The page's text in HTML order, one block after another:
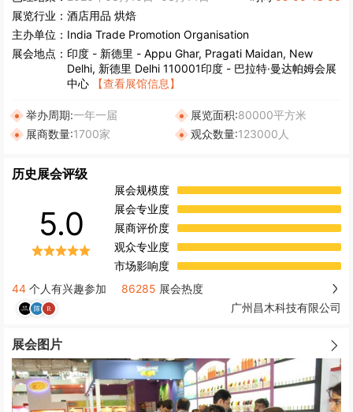
展览行业： 酒店用品 烘焙
主办单位： India Trade Promotion Organisation
展会地点： 印度 - 新德里 - Appu Ghar, Pragati Maidan, New
Delhi, 新德里 Delhi 110001印度 - 巴拉特·曼达帕姆会展
中心
【查看展馆信息】
举办周期:一年一届 展览面积:80000平方米
展商数量:1700家 观众数量:123000人
历史展会评级
5.0
展会规模度
展会专业度
展商评价度
观众专业度
市场影响度
44 个人有兴趣参加 86285 展会热度
广州昌木科技有限公司
展会图片